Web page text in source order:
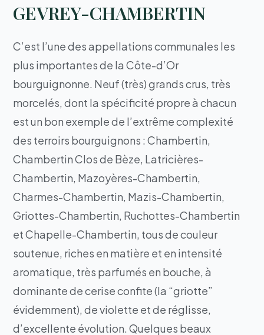
GEVREY-CHAMBERTIN
C’est l’une des appellations communales les
plus importantes de la Côte-d’Or
bourguignonne. Neuf (très) grands crus, très
morcelés, dont la spécificité propre à chacun
est un bon exemple de l’extrême complexité
des terroirs bourguignons : Chambertin,
Chambertin Clos de Bèze, Latricières-
Chambertin, Mazoyères-Chambertin,
Charmes-Chambertin, Mazis-Chambertin,
Griottes-Chambertin, Ruchottes-Chambertin
et Chapelle-Chambertin, tous de couleur
soutenue, riches en matière et en intensité
aromatique, très parfumés en bouche, à
dominante de cerise confite (la “griotte”
évidemment), de violette et de réglisse,
d’excellente évolution. Quelques beaux